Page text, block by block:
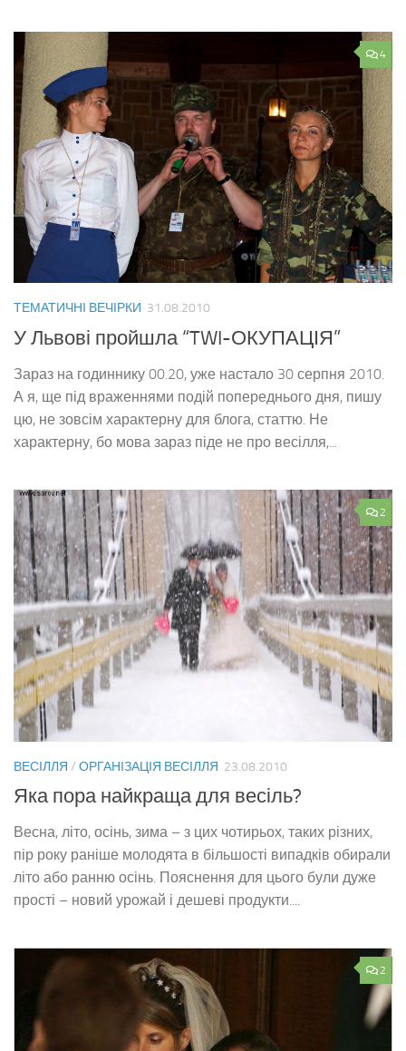
4
ТЕМАТИЧНІ ВЕЧІРКИ 31.08.2010
У Львові пройшла “TWI-ОКУПАЦІЯ”
Зараз на годиннику 00.20, уже настало 30 серпня 2010.
А я, ще під враженнями подій попереднього дня, пишу
цю, не зовсім характерну для блога, статтю. Не
характерну, бо мова зараз піде не про весілля,...
2
ВЕСІЛЛЯ / ОРГАНІЗАЦІЯ ВЕСІЛЛЯ 23.08.2010
Яка пора найкраща для весіль?
Весна, літо, осінь, зима – з цих чотирьох, таких різних,
пір року раніше молодята в більшості випадків обирали
літо або ранню осінь. Пояснення для цього були дуже
прості – новий урожай і дешеві продукти....
2